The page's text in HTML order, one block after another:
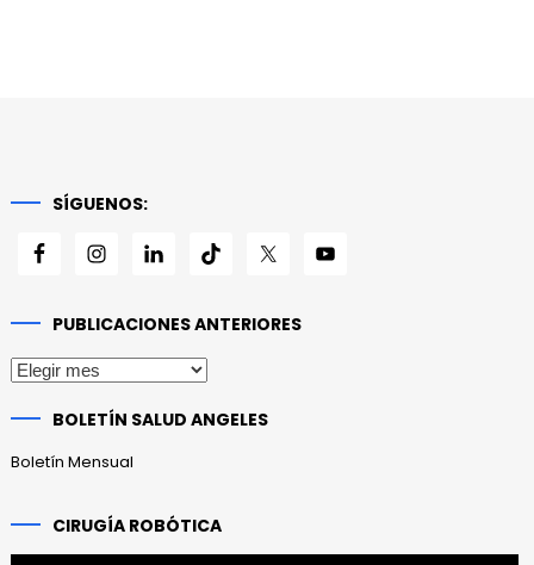
SÍGUENOS:
PUBLICACIONES ANTERIORES
Publicaciones
BOLETÍN SALUD ANGELES
Boletín Mensual
CIRUGÍA ROBÓTICA